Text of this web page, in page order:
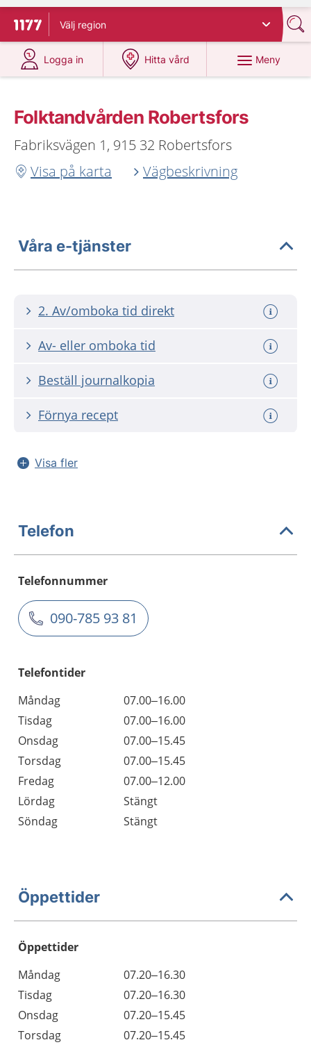
Till startsidan för 1177
Välj region
Logga in
på 1177.se
Hitta vård
på 1177.se
Meny
Folktandvården Robertsfors
Fabriksvägen 1, 915 32 Robertsfors
Visa på karta
Vägbeskrivning
Våra e-tjänster
2. Av/omboka tid direkt
Av- eller omboka tid
Beställ journalkopia
Förnya recept
Visa fler
Telefon
Telefonnummer
090-785 93 81
Telefontider
Måndag
07.00–16.00
Tisdag
07.00–16.00
Onsdag
07.00–15.45
Torsdag
07.00–15.45
Fredag
07.00–12.00
Lördag
Stängt
Söndag
Stängt
Öppettider
Öppettider
Dag
Öppettider
Kommentarer
Måndag
07.20–16.30
Tisdag
07.20–16.30
Onsdag
07.20–15.45
Torsdag
07.20–15.45